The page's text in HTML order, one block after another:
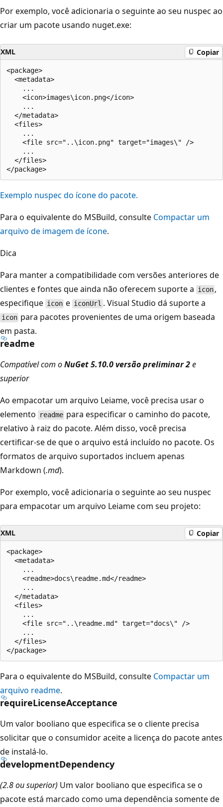
Por exemplo, você adicionaria o seguinte ao seu nuspec ao
criar um pacote usando nuget.exe:
XML Copiar
<package>
  <metadata>
    ...
    <icon>images\icon.png</icon>
    ...
  </metadata>
  <files>
    ...
    <file src="..\icon.png" target="images\" />
    ...
  </files>
Exemplo nuspec do ícone do pacote.
Para o equivalente do MSBuild, consulte Compactar um
arquivo de imagem de ícone.
Dica
Para manter a compatibilidade com versões anteriores de
clientes e fontes que ainda não oferecem suporte a icon ,
especifique icon e iconUrl . Visual Studio dá suporte a
icon para pacotes provenientes de uma origem baseada
em pasta.
readme
Compatível com oNuGet 5.10.0 versão preliminar 2e
superior
Ao empacotar um arquivo Leiame, você precisa usar o
elemento
readme para especificar o caminho do pacote,
relativo à raiz do pacote. Além disso, você precisa
certificar-se de que o arquivo está incluído no pacote. Os
formatos de arquivo suportados incluem apenas
Markdown (.md).
Por exemplo, você adicionaria o seguinte ao seu nuspec
para empacotar um arquivo Leiame com seu projeto:
XML Copiar
<package>
  <metadata>
    ...
    <readme>docs\readme.md</readme>
    ...
  </metadata>
  <files>
    ...
    <file src="..\readme.md" target="docs\" />
    ...
  </files>
Para o equivalente do MSBuild, consulte Compactar um
arquivo readme.
requireLicenseAcceptance
Um valor booliano que especifica se o cliente precisa
solicitar que o consumidor aceite a licença do pacote antes
de instalá-lo.
developmentDependency
(2.8 ou superior) Um valor booliano que especifica se o
pacote está marcado como uma dependência somente de